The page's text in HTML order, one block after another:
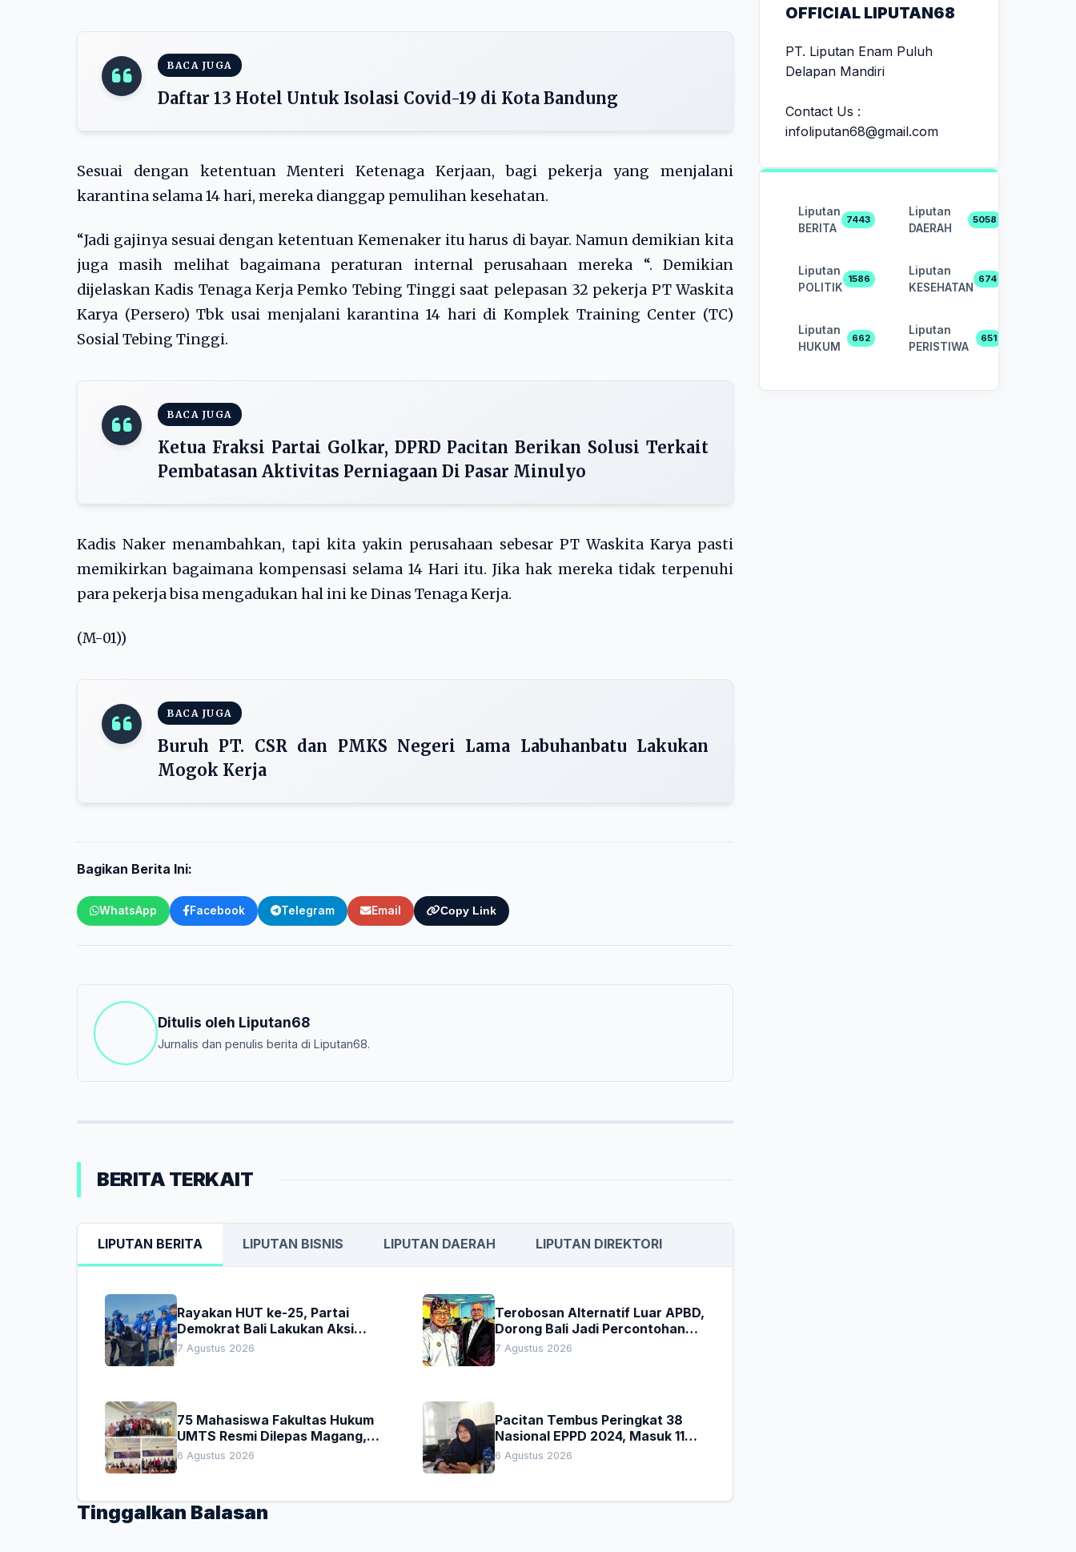
BACA JUGA
Daftar 13 Hotel Untuk Isolasi Covid-19 di Kota Bandung
Sesuai dengan ketentuan Menteri Ketenaga Kerjaan, bagi pekerja yang menjalani
karantina selama 14 hari, mereka dianggap pemulihan kesehatan.
“Jadi gajinya sesuai dengan ketentuan Kemenaker itu harus di bayar. Namun demikian kita
juga masih melihat bagaimana peraturan internal perusahaan mereka “. Demikian
dijelaskan Kadis Tenaga Kerja Pemko Tebing Tinggi saat pelepasan 32 pekerja PT Waskita
Karya (Persero) Tbk usai menjalani karantina 14 hari di Komplek Training Center (TC)
Sosial Tebing Tinggi.
BACA JUGA
Ketua Fraksi Partai Golkar, DPRD Pacitan Berikan Solusi Terkait
Pembatasan Aktivitas Perniagaan Di Pasar Minulyo
Kadis Naker menambahkan, tapi kita yakin perusahaan sebesar PT Waskita Karya pasti
memikirkan bagaimana kompensasi selama 14 Hari itu. Jika hak mereka tidak terpenuhi
para pekerja bisa mengadukan hal ini ke Dinas Tenaga Kerja.
(M-01))
BACA JUGA
Buruh PT. CSR dan PMKS Negeri Lama Labuhanbatu Lakukan
Mogok Kerja
Bagikan Berita Ini:
WhatsApp Facebook Telegram Email Copy Link
Ditulis oleh Liputan68
Jurnalis dan penulis berita di Liputan68.
BERITA TERKAIT
LIPUTAN BERITA LIPUTAN BISNIS LIPUTAN DAERAH LIPUTAN DIREKTORI
Rayakan HUT ke-25, Partai
Demokrat Bali Lakukan Aksi
Nyata Pelestarian Lingkungan
7 Agustus 2026
Terobosan Alternatif Luar APBD,
Dorong Bali Jadi Percontohan
Nasional Pembiayaan Daerah
7 Agustus 2026
75 Mahasiswa Fakultas Hukum
UMTS Resmi Dilepas Magang,
Dekan Titip Empat Pesan
6 Agustus 2026
Pacitan Tembus Peringkat 38
Nasional EPPD 2024, Masuk 11
Besar di Jatim
6 Agustus 2026
Tinggalkan Balasan
OFFICIAL LIPUTAN68
PT. Liputan Enam Puluh
Delapan Mandiri
Contact Us :
infoliputan68@gmail.com
Liputan
BERITA
7443
Liputan
DAERAH
5058
Liputan
POLITIK
1586
Liputan
KESEHATAN
674
Liputan
HUKUM
662
Liputan
PERISTIWA
651